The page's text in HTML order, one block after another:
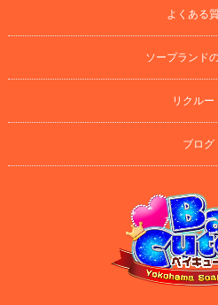
よくある
ソープランド
リクルー
ブログ